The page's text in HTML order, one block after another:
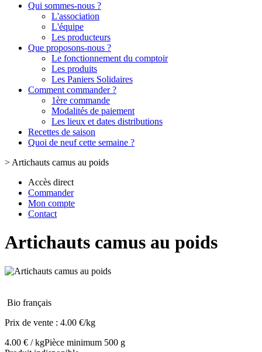
Qui sommes-nous ?
L'association
L'équipe
Les producteurs
Que proposons-nous ?
Le fonctionnement du comptoir
Les produits
Les Paniers Solidaires
Comment commander ?
1ère commande
Modalités de paiement
Les lieux et dates distributions
Recettes de saison
Quoi de neuf cette semaine ?
> Artichauts camus au poids
Accès direct
Commander
Mon compte
Contact
Artichauts camus au poids
Bio français
Prix de vente : 4.00 €/kg
4.00 € / kgPièce minimum 500 g